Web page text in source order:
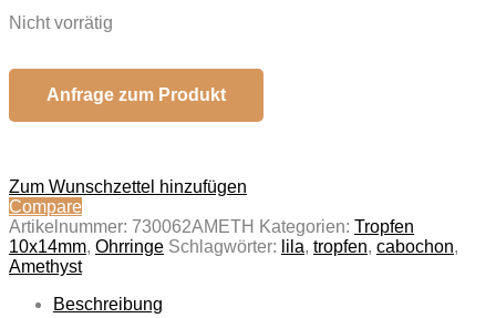
Nicht vorrätig
Anfrage zum Produkt
Zum Wunschzettel hinzufügen
Compare
Artikelnummer: 730062AMETH Kategorien: Tropfen
10x14mm, Ohrringe Schlagwörter: lila, tropfen, cabochon,
Amethyst
Beschreibung